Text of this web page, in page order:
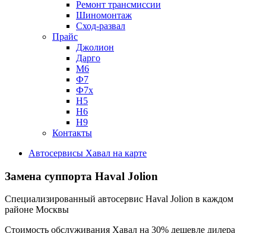
Ремонт трансмиссии
Шиномонтаж
Сход-развал
Прайс
Джолион
Дарго
М6
Ф7
Ф7х
Н5
Н6
Н9
Контакты
Автосервисы Хавал на карте
Замена суппорта Haval Jolion
Специализированный автосервис Haval Jolion в каждом
районе Москвы
Стоимость обслуживания Хавал на 30% дешевле дилера